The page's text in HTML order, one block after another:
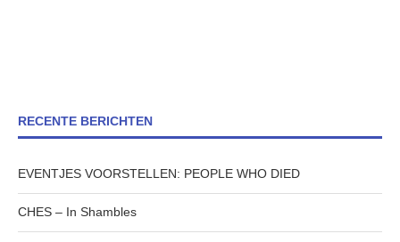
RECENTE BERICHTEN
EVENTJES VOORSTELLEN: PEOPLE WHO DIED
CHES – In Shambles